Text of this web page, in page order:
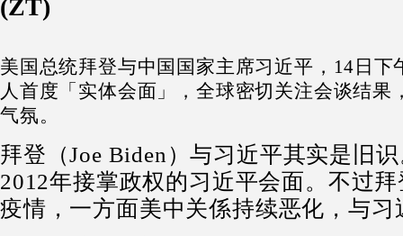
(ZT)
美国总统拜登与中国国家主席习近平， 14日下
人首度「实体会面」，全球密切关注会谈结
气氛。
拜登（Joe Biden）与习近平其实是旧
2012年接掌政权的习近平会面。不过
疫情，一方面美中关係持续恶化，与